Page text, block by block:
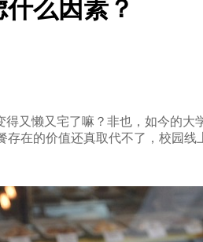
么因素？
又懒又宅了嘛？非也，如今的
在的价值还真取代不了，校园线